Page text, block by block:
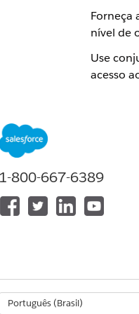
Forneça
nível de
Use
acesso
Crie
ESTE
Diga-
1-800-667-6389
Português (Brasil)